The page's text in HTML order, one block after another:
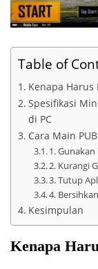
Table of
Kenapa Harus
Spesifikasi
di PC
Cara Main
1.
2. Kurangi
3. Tutup
4.
Kesimpulan
Kenapa